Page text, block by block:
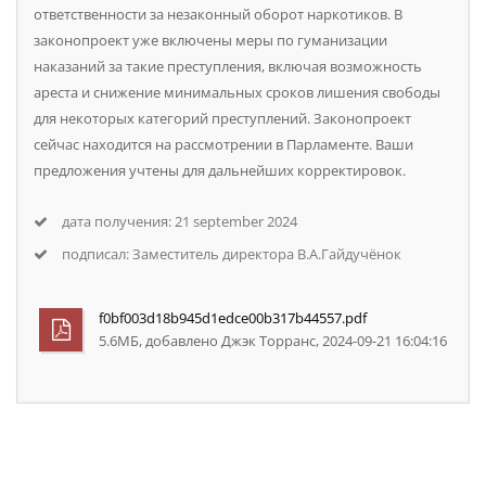
распространителю. Санкция по данной части не
должна превышать наказание в виде лишения
свободы на срок до 9 лет.
Ч. 4 ст. 328 УК РБ – т.к. это действия,
предложенные ч. 2 и ч. 3 статьи, то с учетом
предложений по 2-й и 3-й частям в части 4 учесть:
признака «в составе организованной группы» с
учетом принадлежности конкретного обвиняемого
сотрудника либо отсутствие такого факта – то есть,
достоверно доказан 1 факт распространения
ответственности за незаконный оборот наркотиков. В
законопроект уже включены меры по гуманизации
наказаний за такие преступления, включая возможность
ареста и снижение минимальных сроков лишения свободы
для некоторых категорий преступлений. Законопроект
сейчас находится на рассмотрении в Парламенте. Ваши
предложения учтены для дальнейших корректировок.
дата получения: 21 september 2024
подписал: Заместитель директора В.А.Гайдучёнок
f0bf003d18b945d1edce00b317b44557.pdf
5.6MБ, добавлено Джэк Торранс, 2024-09-21 16:04:16